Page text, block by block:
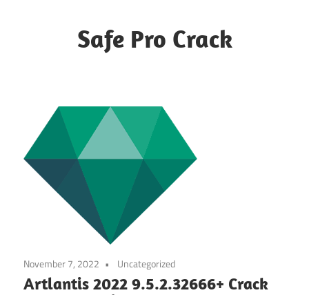
Safe Pro Crack
November 7, 2022 Uncategorized
Artlantis 2022 9.5.2.32666+ Crack